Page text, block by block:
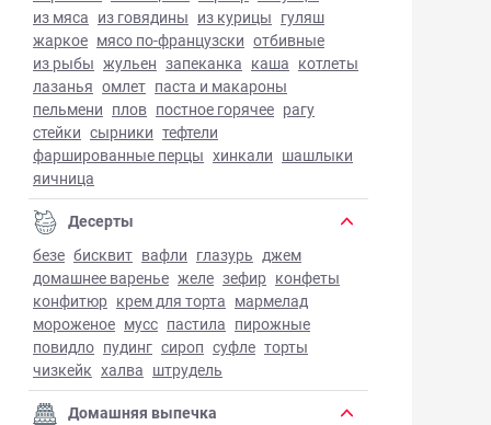
из мяса из говядины из курицы гуляш
жаркое мясо по-французски отбивные
из рыбы жульен запеканка каша котлеты
лазанья омлет паста и макароны
пельмени плов постное горячее рагу
стейки сырники тефтели
фаршированные перцы хинкали шашлыки
яичница
Десерты
безе бисквит вафли глазурь джем
домашнее варенье желе зефир конфеты
конфитюр крем для торта мармелад
мороженое мусс пастила пирожные
повидло пудинг сироп суфле торты
чизкейк халва штрудель
Домашняя выпечка